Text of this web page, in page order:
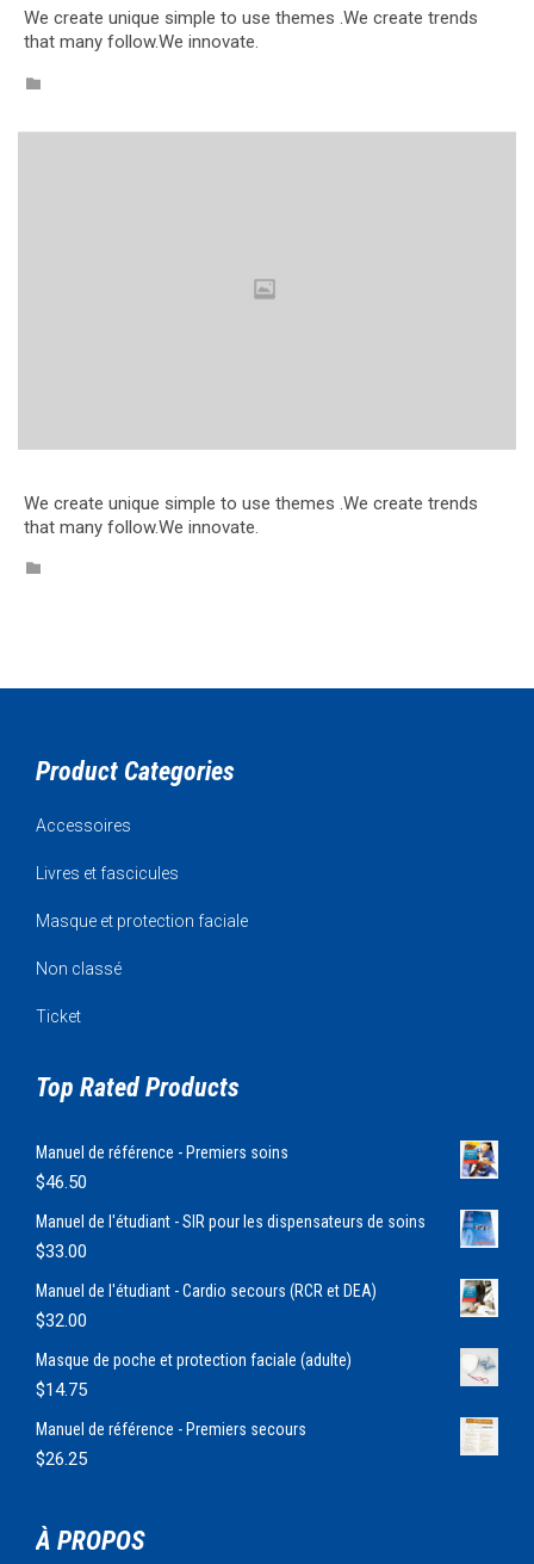
We create unique simple to use themes .We create trends
that many follow.We innovate.

We create unique simple to use themes .We create trends
that many follow.We innovate.

Product Categories
Accessoires
Livres et fascicules
Masque et protection faciale
Non classé
Ticket
Top Rated Products
Manuel de référence - Premiers soins
$46.50
Manuel de l'étudiant - SIR pour les dispensateurs de soins
$33.00
Manuel de l'étudiant - Cardio secours (RCR et DEA)
$32.00
Masque de poche et protection faciale (adulte)
$14.75
Manuel de référence - Premiers secours
$26.25
À PROPOS